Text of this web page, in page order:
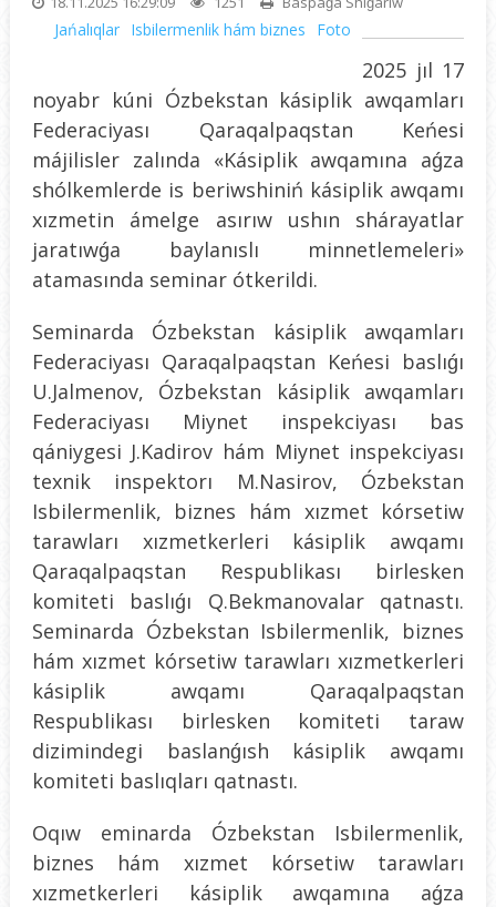
Jańalıqlar Isbilermenlik hám biznes Foto
2025 jıl 17
noyabr kúni Ózbekstan kásiplik awqamları
Federaciyası Qaraqalpaqstan Keńesi
májilisler zalında «Kásiplik awqamına aǵza
shólkemlerde is beriwshiniń kásiplik awqamı
xızmetin ámelge asırıw ushın shárayatlar
jaratıwǵa baylanıslı minnetlemeleri»
atamasında seminar ótkerildi.
Seminarda Ózbekstan kásiplik awqamları
Federaciyası Qaraqalpaqstan Keńesi baslıǵı
U.Jalmenov, Ózbekstan kásiplik awqamları
Federaciyası Miynet inspekciyası bas
qániygesi J.Kadirov hám Miynet inspekciyası
texnik inspektorı M.Nasirov, Ózbekstan
Isbilermenlik, biznes hám xızmet kórsetiw
tarawları xızmetkerleri kásiplik awqamı
Qaraqalpaqstan Respublikası birlesken
komiteti baslıǵı Q.Bekmanovalar qatnastı.
Seminarda Ózbekstan Isbilermenlik, biznes
hám xızmet kórsetiw tarawları xızmetkerleri
kásiplik awqamı Qaraqalpaqstan
Respublikası birlesken komiteti taraw
dizimindegi baslanǵısh kásiplik awqamı
komiteti baslıqları qatnastı.
Oqıw eminarda Ózbekstan Isbilermenlik,
biznes hám xızmet kórsetiw tarawları
xızmetkerleri kásiplik awqamına aǵza